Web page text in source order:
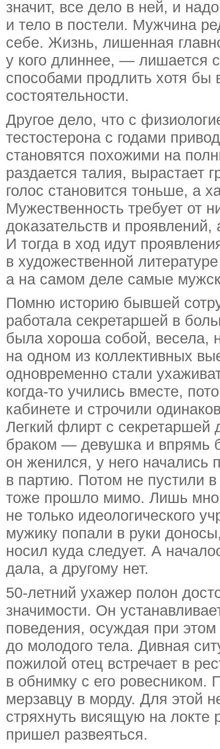
значит, все дело в ней, и
и тело в постели. Мужчина
себе. Жизнь, лишенная
у кого длиннее, — лишается
способами продлить хотя бы
состоятельности.
Другое дело, что с
тестостерона с годами
становятся похожими на
раздается талия, вырастает
голос становится тоньше, а
Мужественность требует от
доказательств и проявлений,
И тогда в ход идут
в художественной
а на самом деле самые
Помню историю бывшей
работала секретаршей в
была хороша собой, весела,
на одном из коллективных
одновременно стали
когда-то учились вместе,
кабинете и строчили
Легкий флирт с секретаршей
браком — девушка и впрямь
он женился, у него
в партию. Потом не пустили
тоже прошло мимо. Лишь
не только идеологического
мужику попали в руки
носил куда следует. А
дала, а другому нет.
50-летний ухажер полон
значимости. Он
поведения, осуждая при
до молодого тела. Дивная
пожилой отец встречает в
в обнимку с его ровесником.
мерзавцу в морду. Для этой
стряхнуть висящую на локте
пришел развеяться.